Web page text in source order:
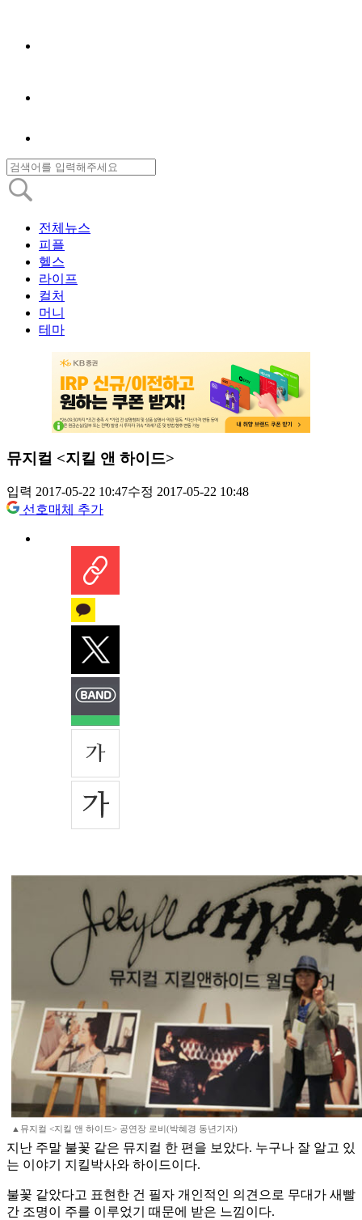
전체뉴스
피플
헬스
라이프
컬처
머니
테마
뮤지컬 <지킬 앤 하이드>
입력 2017-05-22 10:47수정 2017-05-22 10:48
선호매체 추가
▲뮤지컬 <지킬 앤 하이드> 공연장 로비(박혜경 동년기자)
지난 주말 불꽃 같은 뮤지컬 한 편을 보았다. 누구나 잘 알고 있
는 이야기 지킬박사와 하이드이다.
불꽃 같았다고 표현한 건 필자 개인적인 의견으로 무대가 새빨
간 조명이 주를 이루었기 때문에 받은 느낌이다.